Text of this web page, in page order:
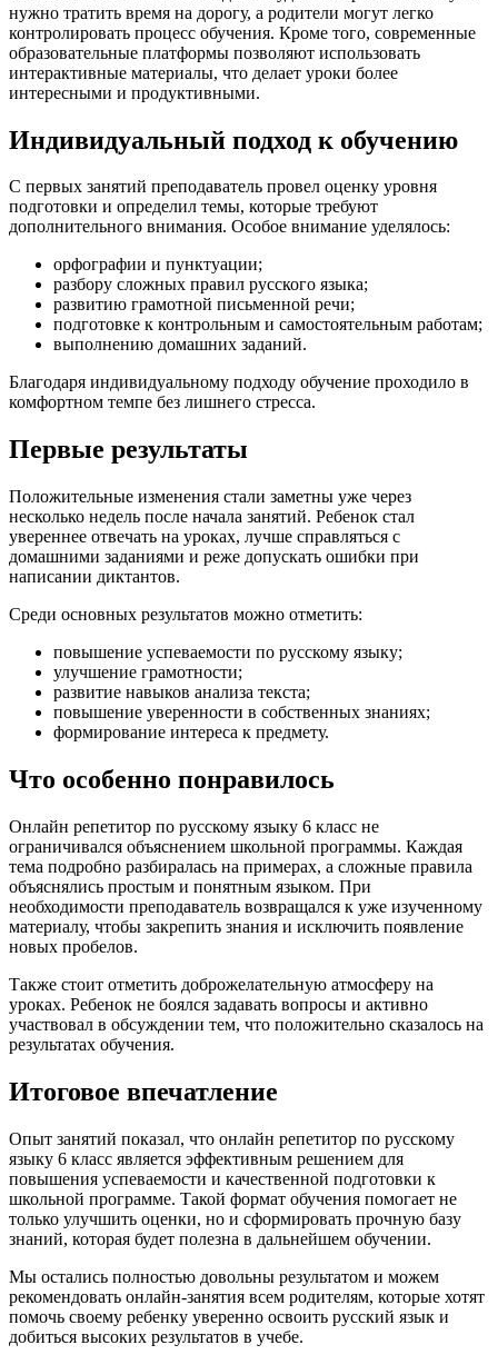
нужно тратить время на дорогу, а родители могут легко
контролировать процесс обучения. Кроме того, современные
образовательные платформы позволяют использовать
интерактивные материалы, что делает уроки более
интересными и продуктивными.
Индивидуальный подход к обучению
С первых занятий преподаватель провел оценку уровня
подготовки и определил темы, которые требуют
дополнительного внимания. Особое внимание уделялось:
орфографии и пунктуации;
разбору сложных правил русского языка;
развитию грамотной письменной речи;
подготовке к контрольным и самостоятельным работам;
выполнению домашних заданий.
Благодаря индивидуальному подходу обучение проходило в
комфортном темпе без лишнего стресса.
Первые результаты
Положительные изменения стали заметны уже через
несколько недель после начала занятий. Ребенок стал
увереннее отвечать на уроках, лучше справляться с
домашними заданиями и реже допускать ошибки при
написании диктантов.
Среди основных результатов можно отметить:
повышение успеваемости по русскому языку;
улучшение грамотности;
развитие навыков анализа текста;
повышение уверенности в собственных знаниях;
формирование интереса к предмету.
Что особенно понравилось
Онлайн репетитор по русскому языку 6 класс не
ограничивался объяснением школьной программы. Каждая
тема подробно разбиралась на примерах, а сложные правила
объяснялись простым и понятным языком. При
необходимости преподаватель возвращался к уже изученному
материалу, чтобы закрепить знания и исключить появление
новых пробелов.
Также стоит отметить доброжелательную атмосферу на
уроках. Ребенок не боялся задавать вопросы и активно
участвовал в обсуждении тем, что положительно сказалось на
результатах обучения.
Итоговое впечатление
Опыт занятий показал, что онлайн репетитор по русскому
языку 6 класс является эффективным решением для
повышения успеваемости и качественной подготовки к
школьной программе. Такой формат обучения помогает не
только улучшить оценки, но и сформировать прочную базу
знаний, которая будет полезна в дальнейшем обучении.
Мы остались полностью довольны результатом и можем
рекомендовать онлайн-занятия всем родителям, которые хотят
помочь своему ребенку уверенно освоить русский язык и
добиться высоких результатов в учебе.